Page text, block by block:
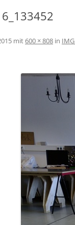
mit600 × 808 in